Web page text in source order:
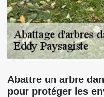
Abattre un arbre
pour protéger les